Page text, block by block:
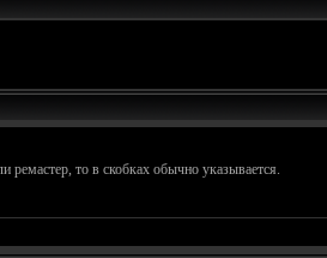
ремастер, то в скобках обычно указывается.